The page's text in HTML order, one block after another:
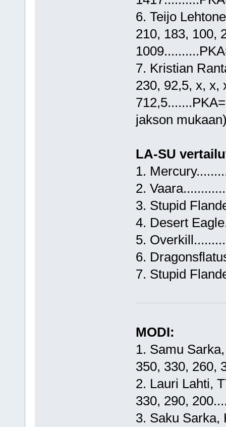
6. Teijo
210, 183, 100,
7. Kristian
230, 92,5, x, x,
jakson
LA-SU
1.
2.
3. Stupid
4. Desert
5.
6.
7. Stupid
MODI:
1. Samu
350, 330, 260,
2. Lauri Lahti,
330, 290,
3. Saku Sarka,